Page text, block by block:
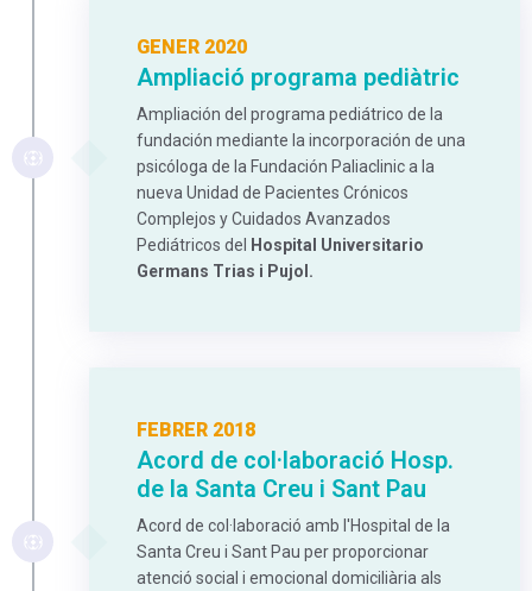
GENER 2020
Ampliació programa pediàtric
Ampliación del programa pediátrico de la
fundación mediante la incorporación de una
psicóloga de la Fundación Paliaclinic a la
nueva Unidad de Pacientes Crónicos
Complejos y Cuidados Avanzados
Pediátricos del
Hospital Universitario
Germans Trias i Pujol.
FEBRER 2018
Acord de col·laboració Hosp.
de la Santa Creu i Sant Pau
Acord de col·laboració amb l'Hospital de la
Santa Creu i Sant Pau per proporcionar
atenció social i emocional domiciliària als